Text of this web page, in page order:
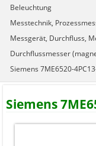
Beleuchtung
Messtechnik,
Messgerät, Durchfluss,
Durchflussmesser
Siemens 7ME6520-
Siemens